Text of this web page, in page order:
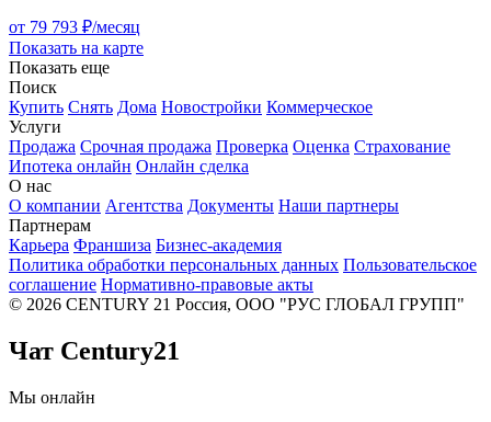
от 79 793 ₽/месяц
Показать на карте
Показать еще
Поиск
Купить Снять Дома Новостройки Коммерческое
Услуги
Продажа Срочная продажа Проверка Оценка Страхование
Ипотека онлайн Онлайн сделка
О нас
О компании Агентства Документы Наши партнеры
Партнерам
Карьера Франшиза Бизнес-академия
Политика обработки персональных данных Пользовательское
соглашение Нормативно-правовые акты
© 2026 CENTURY 21 Россия, ООО "РУС ГЛОБАЛ ГРУПП"
Чат Century21
Мы онлайн